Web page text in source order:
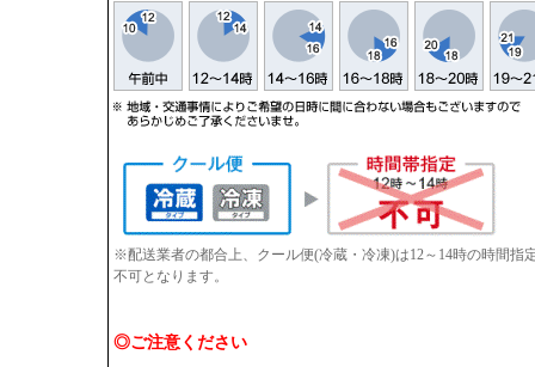
※配送業者の都合上、クール便(冷蔵・冷凍)は12～14時の時間
不可となります。
◎ご注意ください